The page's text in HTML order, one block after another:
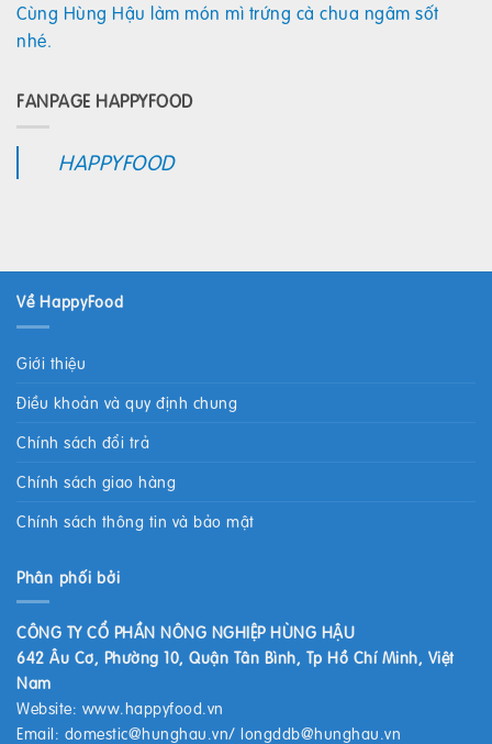
Cùng Hùng Hậu làm món mì trứng cà chua ngâm sốt
nhé.
FANPAGE HAPPYFOOD
HAPPYFOOD
Về HappyFood
Giới thiệu
Điều khoản và quy định chung
Chính sách đổi trả
Chính sách giao hàng
Chính sách thông tin và bảo mật
Phân phối bởi
CÔNG TY CỔ PHẦN NÔNG NGHIỆP HÙNG HẬU
642 Âu Cơ, Phường 10, Quận Tân Bình, Tp Hồ Chí Minh, Việt
Nam
Website: www.happyfood.vn
Email: domestic@hunghau.vn/ longddb@hunghau.vn